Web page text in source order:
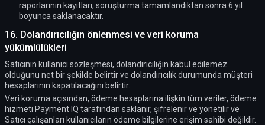
raporlarının kayıtları, soruşturma tamamlandıktan sonra 6 yıl
boyunca saklanacaktır.
16. Dolandırıcılığın önlenmesi ve veri koruma
yükümlülükleri
Satıcının kullanıcı sözleşmesi, dolandırıcılığın kabul edilemez
olduğunu net bir şekilde belirtir ve dolandırıcılık durumunda müşteri
hesaplarının kapatılacağını belirtir.
Veri koruma açısından, ödeme hesaplarına ilişkin tüm veriler, ödeme
hizmeti Payment IQ tarafından saklanır, şifrelenir ve yönetilir ve
Satıcı çalışanları kullanıcıların ödeme bilgilerine erişim sahibi değildir.